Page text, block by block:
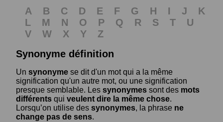
A B C D E F G H I J
K
L
M N O P Q R S T
U
V
W X Y
Z
Synonyme définition
Un synonyme se dit d'un mot qui a la même
signification qu'un autre mot, ou une signification
presque semblable. Les synonymes sont des mots
différents qui veulent dire la même chose.
Lorsqu’on utilise des synonymes, la phrase ne
change pas de sens.